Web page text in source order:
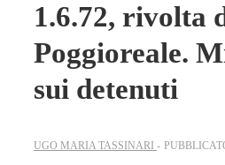
1.6.72, rivolta
Poggioreale.
sui detenuti
UGO MARIA TASSINARI